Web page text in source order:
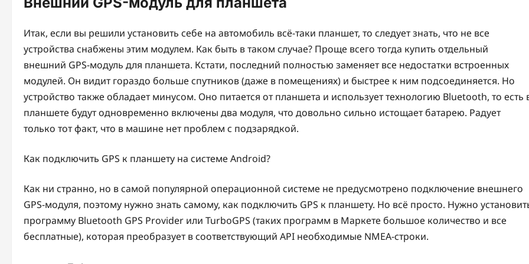
Итак, если вы решили установить себе на автомобиль всё-таки планшет, то следует знать, что не все
устройства снабжены этим модулем. Как быть в таком случае? Проще всего тогда купить отдельный
внешний GPS-модуль для планшета. Кстати, последний полностью заменяет все недостатки встроенных
модулей. Он видит гораздо больше спутников (даже в помещениях) и быстрее к ним подсоединяется. Но
устройство также обладает минусом. Оно питается от планшета и использует технологию Bluetooth, то есть
планшете будут одновременно включены два модуля, что довольно сильно истощает батарею. Радует
только тот факт, что в машине нет проблем с подзарядкой.
Как подключить GPS к планшету на системе Android?
Как ни странно, но в самой популярной операционной системе не предусмотрено подключение внешнего
GPS-модуля, поэтому нужно знать самому, как подключить GPS к планшету. Но всё просто. Нужно
программу Bluetooth GPS Provider или TurboGPS (таких программ в Маркете большое количество и все
бесплатные), которая преобразует в соответствующий API необходимые NMEA-строки.